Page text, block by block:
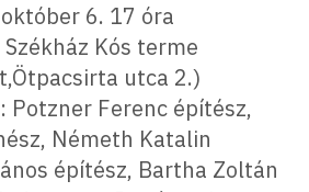
6. 17 óra
Kós terme
utca 2.)
Potzner Ferenc építész,
Németh Katalin
építész, Bartha Zoltán